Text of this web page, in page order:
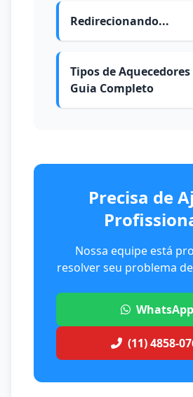
Redirecionando...
Tipos de
Guia Completo
Precisa de
Nossa equipe está
resolver seu problema
WhatsApp
(11) 4858-